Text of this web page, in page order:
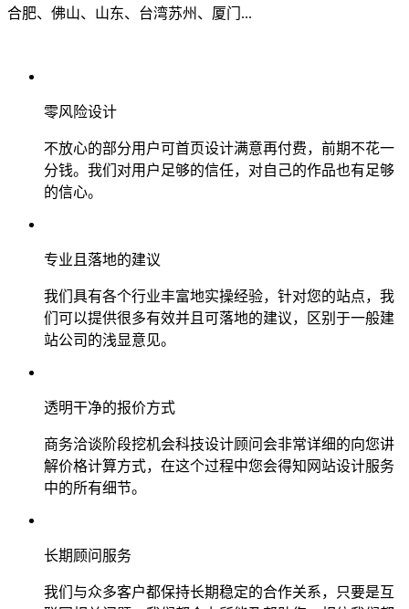
合肥、佛山、山东、台湾苏州、厦门...
零风险设计
不放心的部分用户可首页设计满意再付费，前期不花一
分钱。我们对用户足够的信任，对自己的作品也有足够
的信心。
专业且落地的建议
我们具有各个行业丰富地实操经验，针对您的站点，我
们可以提供很多有效并且可落地的建议，区别于一般建
站公司的浅显意见。
透明干净的报价方式
商务洽谈阶段挖机会科技设计顾问会非常详细的向您讲
解价格计算方式，在这个过程中您会得知网站设计服务
中的所有细节。
长期顾问服务
我们与众多客户都保持长期稳定的合作关系，只要是互